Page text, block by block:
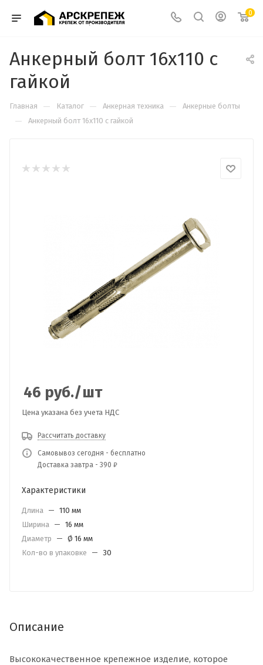
0
Анкерный болт 16х110 с
гайкой
Главная — Каталог — Анкерная техника — Анкерные болты
— Анкерный болт 16х110 с гайкой
46 руб./шт
Цена указана без учета НДС
Рассчитать доставку
Самовывоз сегодня - бесплатно
Доставка завтра - 390 ₽
Характеристики
Длина — 110 мм
Ширина — 16 мм
Диаметр
— Ø 16 мм
Кол-во в упаковке
— 30
Описание
Высококачественное крепежное изделие, которое